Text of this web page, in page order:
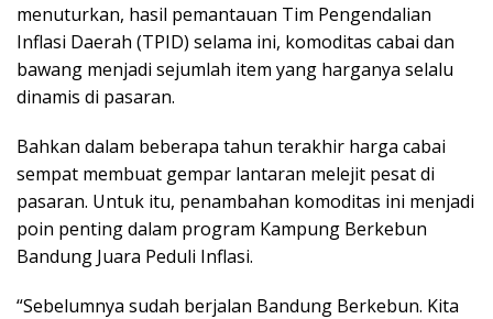
menuturkan, hasil pemantauan Tim Pengendalian
Inflasi Daerah (TPID) selama ini, komoditas cabai dan
bawang menjadi sejumlah item yang harganya selalu
dinamis di pasaran.
Bahkan dalam beberapa tahun terakhir harga cabai
sempat membuat gempar lantaran melejit pesat di
pasaran. Untuk itu, penambahan komoditas ini menjadi
poin penting dalam program Kampung Berkebun
Bandung Juara Peduli Inflasi.
“Sebelumnya sudah berjalan Bandung Berkebun. Kita